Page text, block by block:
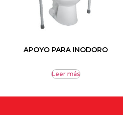
APOYO PARA INODORO
Leer más